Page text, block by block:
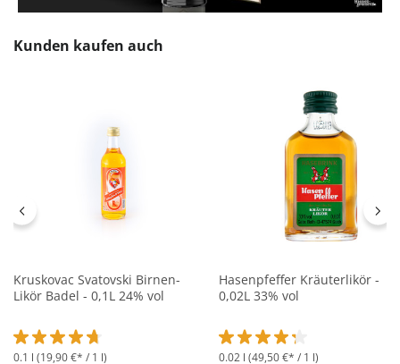
Produktgalerie überspringen
Kunden kaufen auch
Kruskovac Svatovski Birnen-
Likör Badel - 0,1L 24% vol
Durchschnittliche Bewertung von 4.7 von 5 Sternen
0.1 l (19,90 €* / 1 l)
Hasenpfeffer Kräuterlikör -
0,02L 33% vol
Durchschnittliche
0.02 l (49,50 €* / 1 l)